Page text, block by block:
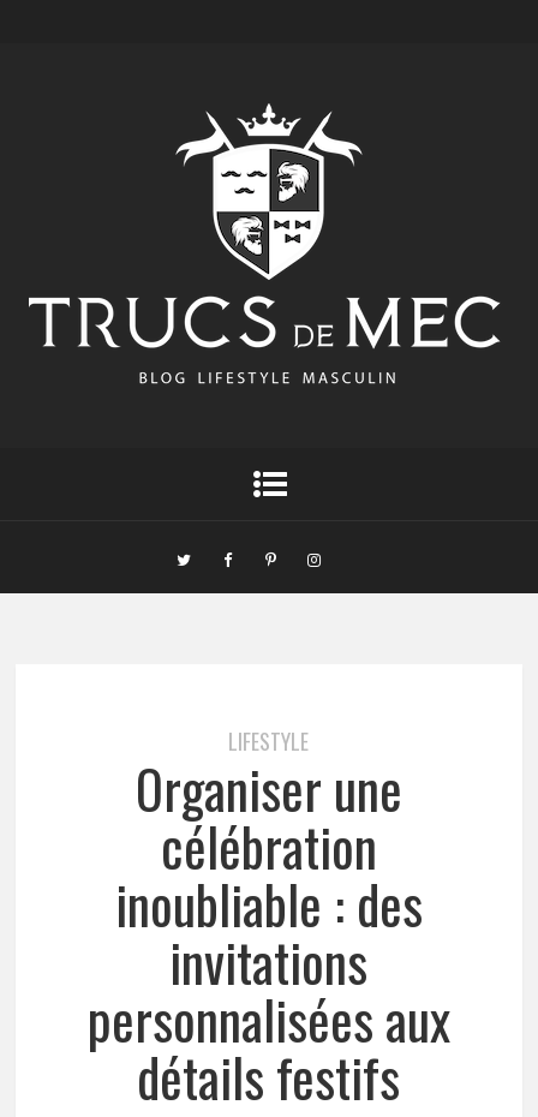
LIFESTYLE
Organiser une
célébration
inoubliable : des
invitations
personnalisées aux
détails festifs